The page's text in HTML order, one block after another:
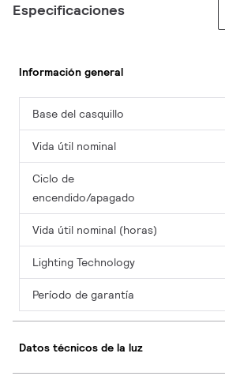
Especificaciones
Información general
Base del casquillo
Vida útil nominal
Ciclo de
encendido/apagado
Vida útil nominal (horas)
Lighting Technology
Período de garantía
Datos técnicos de la luz